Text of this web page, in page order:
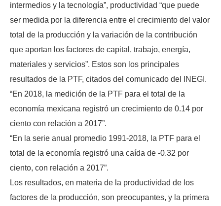
intermedios y la tecnología”, productividad “que puede
ser medida por la diferencia entre el crecimiento del valor
total de la producción y la variación de la contribución
que aportan los factores de capital, trabajo, energía,
materiales y servicios”. Estos son los principales
resultados de la PTF, citados del comunicado del INEGI.
“En 2018, la medición de la PTF para el total de la
economía mexicana registró un crecimiento de 0.14 por
ciento con relación a 2017”.
“En la serie anual promedio 1991-2018, la PTF para el
total de la economía registró una caída de -0.32 por
ciento, con relación a 2017”.
Los resultados, en materia de la productividad de los
factores de la producción, son preocupantes, y la primera